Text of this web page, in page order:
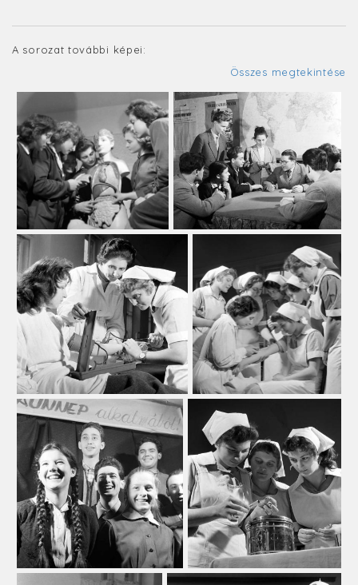
A sorozat további képei:
Összes megtekintése